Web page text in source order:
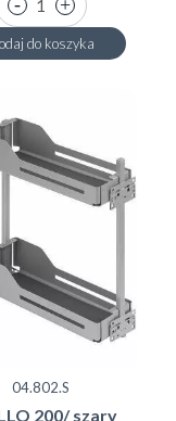
do koszyka
04.802.S
200/ szary